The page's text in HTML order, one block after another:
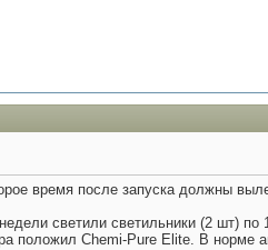
время после запуска должны
светили светильники (2 шт) по
положил Chemi-Pure Elite. В норме